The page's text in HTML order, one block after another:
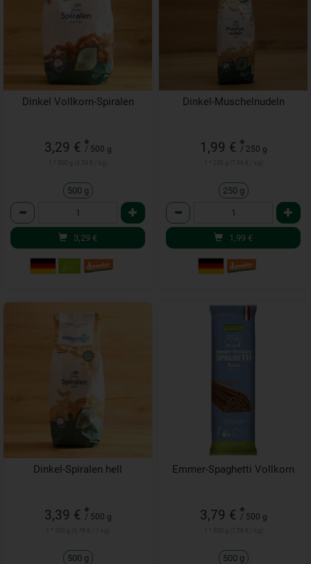
Dinkel Vollkorn-Spiralen
3,29 € *
/ 500 g
500 g
Anzahl
3,29 €
Dinkel-Muschelnudeln
1,99 € *
/ 250 g
250 g
Anzahl
1,99 €
Dinkel-Spiralen hell
3,39 € *
/ 500 g
500 g
Emmer-Spaghetti Vollkorn
3,79 € *
/ 500 g
500 g